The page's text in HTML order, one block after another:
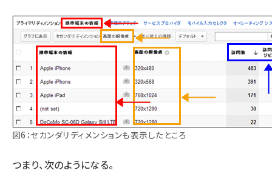
図6：セカンダリディメンションも表示したところ
つまり、次のようになる。